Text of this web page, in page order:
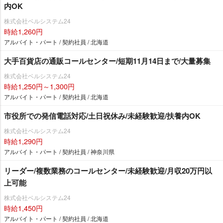
内OK
株式会社ベルシステム24
時給1,260円
アルバイト・パート / 契約社員 / 北海道
大手百貨店の通販コールセンター/短期11月14日まで/大量募集
株式会社ベルシステム24
時給1,250円～1,300円
アルバイト・パート / 契約社員 / 北海道
市役所での発信電話対応/土日祝休み/未経験歓迎/扶養内OK
株式会社ベルシステム24
時給1,290円
アルバイト・パート / 契約社員 / 神奈川県
リーダー/複数業務のコールセンター/未経験歓迎/月収20万円以
上可能
株式会社ベルシステム24
時給1,450円
アルバイト・パート / 契約社員 / 北海道